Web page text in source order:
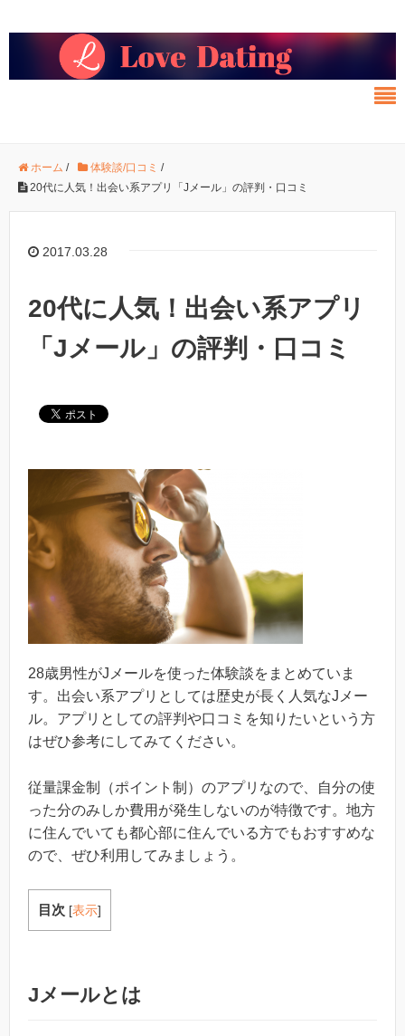
ホーム / 体験談/口コミ /
20代に人気！出会い系アプリ「Jメール」の評判・口コミ
2017.03.28
20代に人気！出会い系アプリ
「Jメール」の評判・口コミ
28歳男性がJメールを使った体験談をまとめていま
す。出会い系アプリとしては歴史が長く人気なJメー
ル。アプリとしての評判や口コミを知りたいという方
はぜひ参考にしてみてください。
従量課金制（ポイント制）のアプリなので、自分の使
った分のみしか費用が発生しないのが特徴です。地方
に住んでいても都心部に住んでいる方でもおすすめな
ので、ぜひ利用してみましょう。
目次 [表示]
Jメールとは